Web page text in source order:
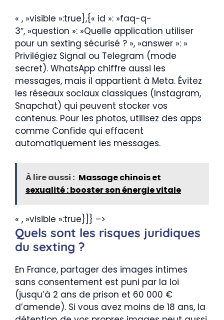
« , »visible »:true},{« id »: »faq-q-
3″, »question »: »Quelle application utiliser
pour un sexting sécurisé ? », »answer »: »
Privilégiez Signal ou Telegram (mode
secret). WhatsApp chiffre aussi les
messages, mais il appartient à Meta. Évitez
les réseaux sociaux classiques (Instagram,
Snapchat) qui peuvent stocker vos
contenus. Pour les photos, utilisez des apps
comme Confide qui effacent
automatiquement les messages.
À lire aussi : Massage chinois et
sexualité : booster son énergie vitale
« , »visible »:true}]} –>
Quels sont les risques juridiques
du sexting ?
En France, partager des images intimes
sans consentement est puni par la loi
(jusqu’à 2 ans de prison et 60 000 €
d’amende). Si vous avez moins de 18 ans, la